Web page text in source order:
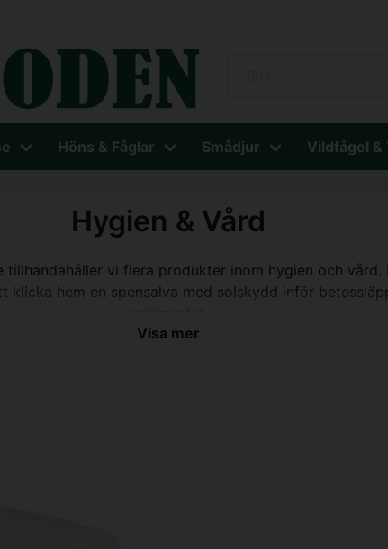
Höns & Fåglar Smådjur Vildfågel &
Hygien & Vård
vi flera produkter inom hygien och
klicka hem en spensalva med solskydd inför
Visa mer